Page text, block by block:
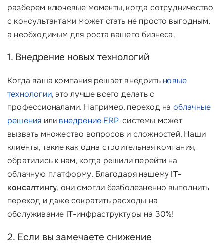
разберем ключевые моменты, когда сотрудничество
с консультантами может стать не просто выгодным,
а необходимым для роста вашего бизнеса.
1. Внедрение новых технологий
Когда ваша компания решает внедрить новые
технологии, это лучше всего делать с
профессионалами. Например, переход на облачные
решения или внедрение ERP-системы может
вызвать множество вопросов и сложностей. Наши
клиенты, такие как одна строительная компания,
обратились к нам, когда решили перейти на
облачную платформу. Благодаря нашему IT-
консалтингу, они смогли безболезненно выполнить
переход и даже сократить расходы на
обслуживание IT-инфраструктуры на 30%!
2. Если вы замечаете снижение